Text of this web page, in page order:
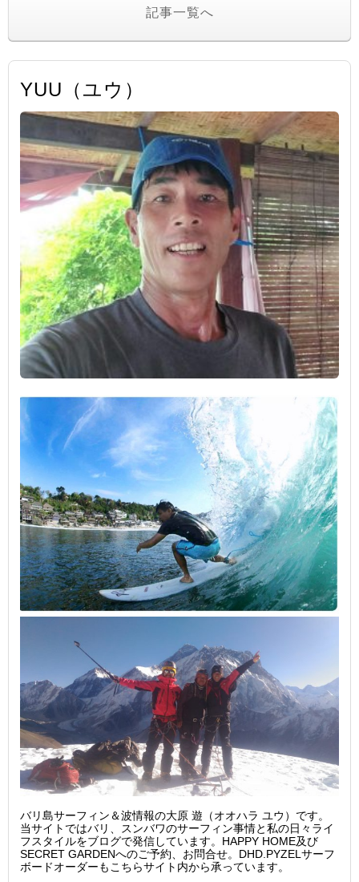
記事一覧へ
YUU（ユウ）
バリ島サーフィン＆波情報の大原 遊（オオハラ ユウ）です。
当サイトではバリ、スンバワのサーフィン事情と私の日々ライ
フスタイルをブログで発信しています。HAPPY HOME及び
SECRET GARDENへのご予約、お問合せ。DHD.PYZELサーフ
ボードオーダーもこちらサイト内から承っています。